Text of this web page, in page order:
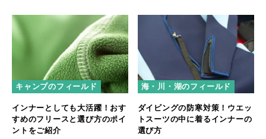
キャンプのフィールド
インナーとしても大活躍！おす
すめのフリースと選び方のポイ
ントをご紹介
海・川・湖のフィールド
ダイビングの防寒対策！ウエッ
トスーツの中に着るインナーの
選び方